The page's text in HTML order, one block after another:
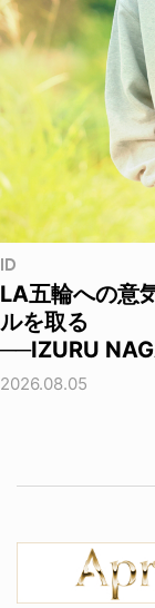
ID
LA五輪への意
ルを取る
──IZURU
2026.08.05